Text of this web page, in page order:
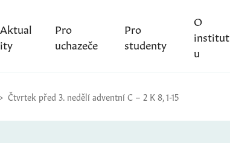
Aktual
ity
Pro
uchazeče
Pro
studenty
O
institut
u
Čtvrtek před 3. nedělí adventní C – 2 K 8, 1-15